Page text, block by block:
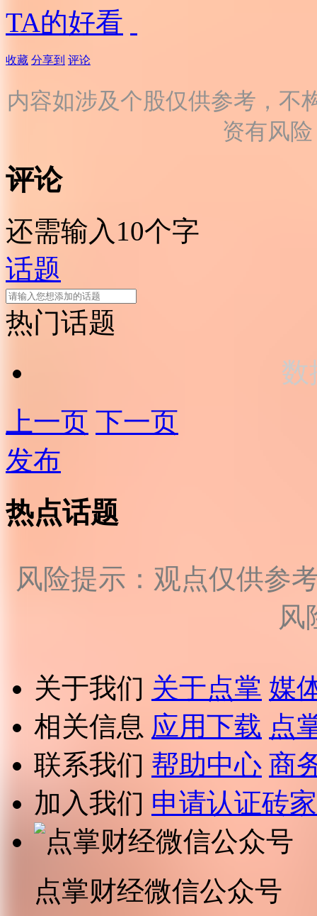
TA的好看
收藏 分享到 评论
内容如涉及个股仅供参考，不
资有风
评论
还需输入10个字
话题
热门话题
数
上一页 下一页
发布
热点话题
风险提示：观点仅供参
风
关于我们 关于点掌 媒
相关信息 应用下载 点
联系我们 帮助中心 商
加入我们 申请认证砖家
点掌财经微信公众号